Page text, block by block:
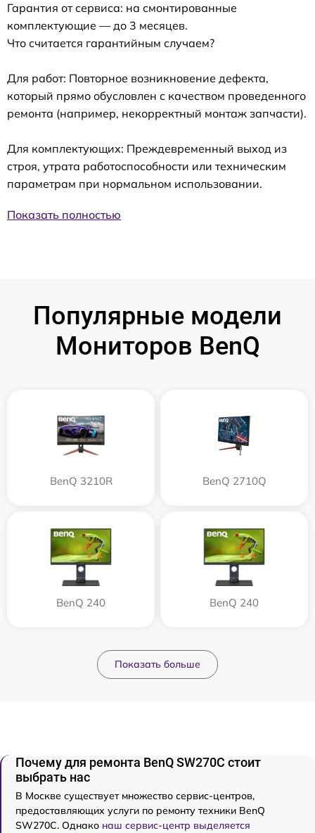
Гарантия от сервиса: на смонтированные
комплектующие — до 3 месяцев.
Что считается гарантийным случаем?
Для работ: Повторное возникновение дефекта,
который прямо обусловлен с качеством проведенного
ремонта (например, некорректный монтаж запчасти).
Для комплектующих: Преждевременный выход из
строя, утрата работоспособности или техническим
параметрам при нормальном использовании.
Показать полностью
Популярные модели
Мониторов BenQ
BenQ 3210R BenQ 2710Q
BenQ 240 BenQ 240
Показать больше
Почему для ремонта BenQ SW270C стоит
выбрать нас
В Москве существует множество сервис-центров,
предоставляющих услуги по ремонту техники BenQ
SW270C. Однако наш сервис-центр выделяется